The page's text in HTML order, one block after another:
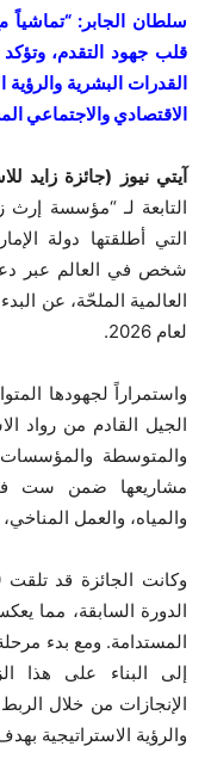
سلطان الجابر: “تماشياً
قلب جهود التقدم،
القدرات البشرية
الاقتصادي والاجتماعي
آيتي نيوز (جائزة زايد
التابعة لـ “مؤسسة إرث
شخص في العالم عبر دعم
العالمية الملحّة، عن
لعام 2026.
الجيل القادم من رواد
والمتوسطة والمؤسسات
مشاريعها ضمن ست
والمياه، والعمل
الدورة السابقة، مما
إلى البناء على هذا
الإنجازات من خلال الربط
والرؤية الاستراتيجية